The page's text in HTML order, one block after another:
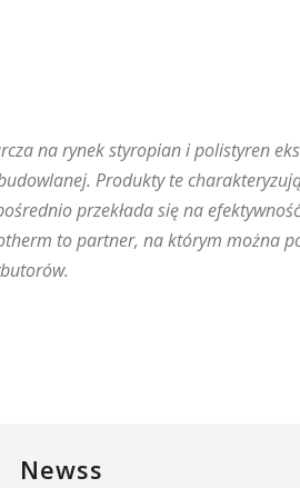
na rynek styropian i polistyren
Produkty te
przekłada się na
to partner, na którym można
Newss